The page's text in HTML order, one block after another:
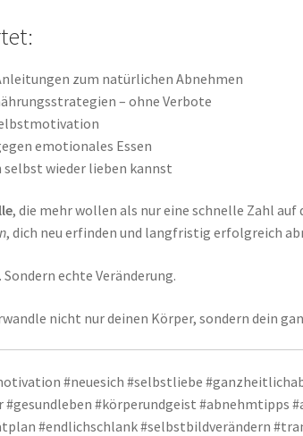
zum natürlichen Abnehmen
– ohne Verbote
emotionales Essen
selbst wieder lieben kannst
, die mehr wollen als nur eine schnelle Zahl auf
, dich neu erfinden und langfristig erfolgreich
echte Veränderung.
nicht nur deinen Körper, sondern dein
#neuesich #selbstliebe
#körperundgeist #abnehmtipps
#endlichschlank #selbstbildverändern